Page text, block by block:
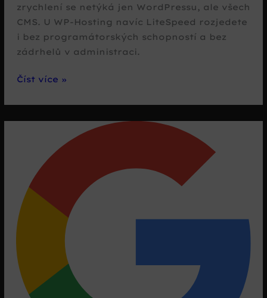
zrychlení se netýká jen WordPressu, ale všech
CMS. U WP-Hosting navíc LiteSpeed rozjedete
i bez programátorských schopností a bez
zádrhelů v administraci.
WP-
zrychlí
nejen
OpenLiteSpeed
LiteSpeed
Enterprise
Číst více »